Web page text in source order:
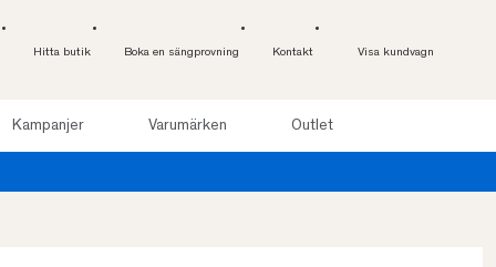
Hitta butik Boka en sängprovning Kontakt Visa kundvagn
Kampanjer Varumärken Outlet